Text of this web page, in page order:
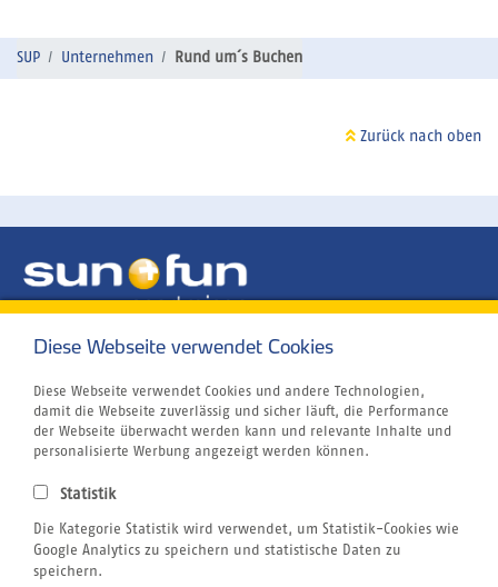
SUP Unternehmen Rund um´s Buchen
Zurück nach oben
Unternehmen
Kitesurfen
Tauchen
Wellenreiten
Windsurfen
Atmosfair CO2 Kompensation
Bildnachweis
Centrum für Reisemedizin
Gutschein
Diese Webseite verwendet Cookies
Diese Webseite verwendet Cookies und andere Technologien,
damit die Webseite zuverlässig und sicher läuft, die Performance
der Webseite überwacht werden kann und relevante Inhalte und
personalisierte Werbung angezeigt werden können.
Statistik
Die Kategorie Statistik wird verwendet, um Statistik-Cookies wie
Google Analytics zu speichern und statistische Daten zu
speichern.